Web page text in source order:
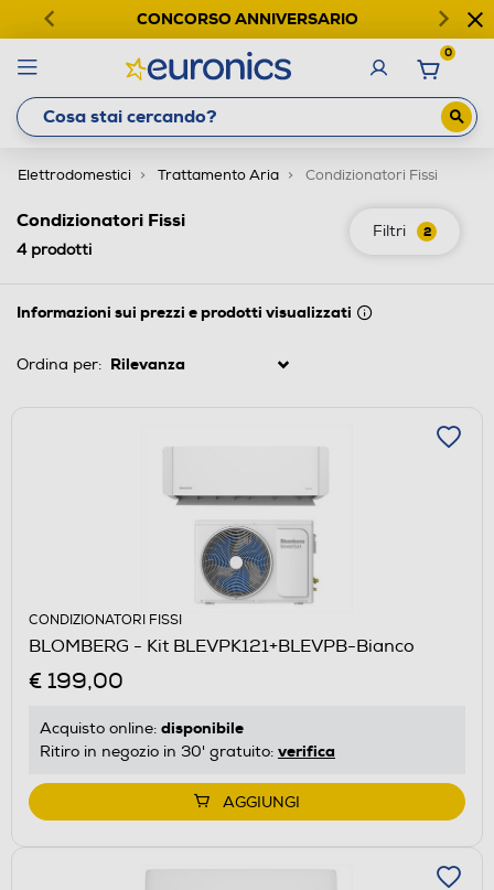
CONCORSO ANNIVERSARIO
0
Elettrodomestici Trattamento Aria Condizionatori Fissi
Filtri 2
Condizionatori Fissi
4prodotti
Informazioni sui prezzi e prodotti visualizzati
Ordina per:
CONDIZIONATORI FISSI
BLOMBERG - Kit BLEVPK121+BLEVPB-Bianco
€ 199,00
Acquisto online: disponibile
Ritiro in negozio in 30' gratuito: verifica
AGGIUNGI